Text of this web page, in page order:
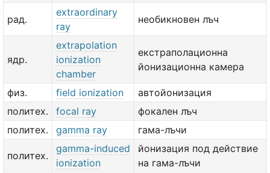
рад.
extraordinary
ray
необикновен лъч
ядр.
extrapolation
ionization
chamber
екстраполационна
йонизационна камера
физ. field ionization
автойонизация
политех.
focal ray
фокален лъч
политех.
gamma ray гама-лъчи
политех.
gamma-induced
ionization
йонизация под действие
на гама-лъчи